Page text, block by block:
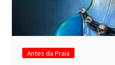
Antes da Praia